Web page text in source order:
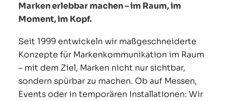
Marken erlebbar machen – im Raum, im
Moment, im Kopf.
Seit 1999 entwickeln wir maßgeschneiderte
Konzepte für Markenkommunikation im Raum
– mit dem Ziel, Marken nicht nur sichtbar,
sondern spürbar zu machen. Ob auf Messen,
Events oder in temporären Installationen: Wir